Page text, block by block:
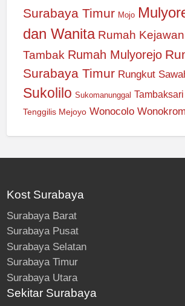
Surabaya Timur Mojo
dan Wanita Rumah
Tambak Rumah Mulyorejo
Surabaya Timur Rungkut
Sukolilo Sukomanunggal Tambaksari
Tenggilis Mejoyo Wonocolo
Kost Surabaya
Surabaya Barat
Surabaya Pusat
Surabaya Selatan
Surabaya Timur
Surabaya Utara
Sekitar Surabaya